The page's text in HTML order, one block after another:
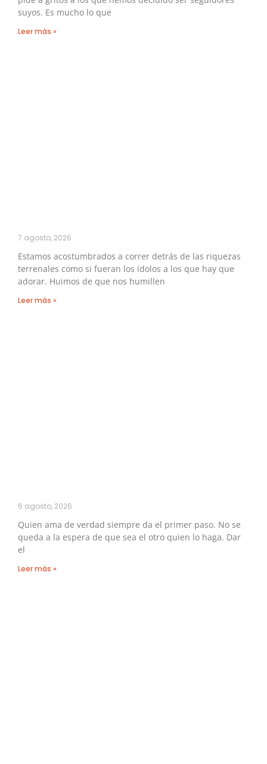
suyos. Es mucho lo que
Leer más »
7 agosto, 2026
Estamos acostumbrados a correr detrás de las riquezas
terrenales como si fueran los ídolos a los que hay que
adorar. Huimos de que nos humillen
Leer más »
6 agosto, 2026
Quien ama de verdad siempre da el primer paso. No se
queda a la espera de que sea el otro quien lo haga. Dar
el
Leer más »